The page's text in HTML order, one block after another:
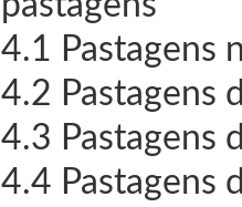
4.1 Pastagens
4.2 Pastagens
4.3 Pastagens
4.4 Pastagens